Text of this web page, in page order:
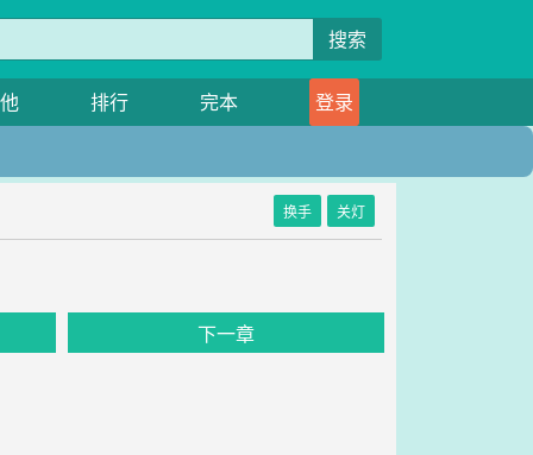
搜索
排行 完本 登录
换手 关灯
下一章